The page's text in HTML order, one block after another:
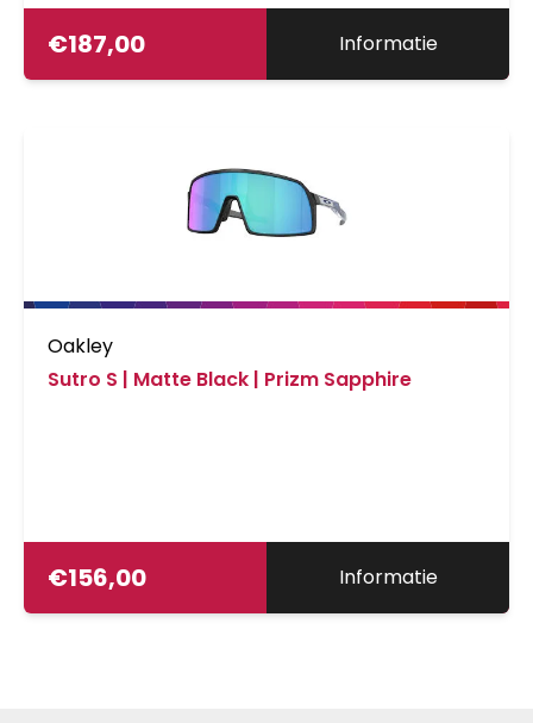
€187,00 Informatie
Oakley
Sutro S | Matte Black | Prizm Sapphire
€156,00 Informatie